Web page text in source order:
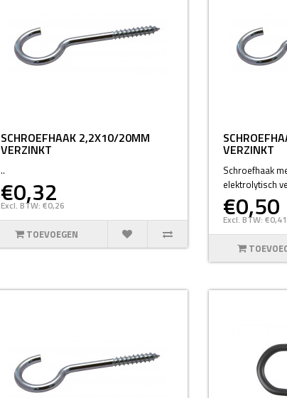
SCHROEFHAAK 2,2X10/20MM
VERZINKT
..
€0,32
Excl. BTW: €0,26
TOEVOEGEN
VERZINKT
Schroefhaak
elektrolytisch
€0,50
Excl. BTW: €0,41